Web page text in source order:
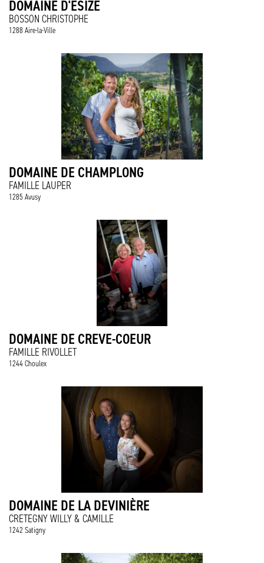
DOMAINE D'ESIZE
BOSSON CHRISTOPHE
1288 Aire-la-Ville
DOMAINE DE CHAMPLONG
FAMILLE LAUPER
1285 Avusy
DOMAINE DE CREVE-COEUR
FAMILLE RIVOLLET
1244 Choulex
DOMAINE DE LA DEVINIÈRE
CRETEGNY WILLY & CAMILLE
1242 Satigny